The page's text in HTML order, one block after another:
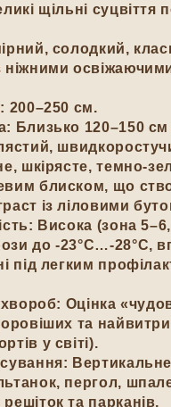
щільні суцвіття
солодкий,
ніжними
200–250 см.
Близько 120–150
шкірясте, темно-
блиском, що
із ліловими
Висока (зона 5–6,
до -23°C…-28°C,
під легким
хвороб: Оцінка
та
у світі).
Вертикальне
пергол,
та парканів,